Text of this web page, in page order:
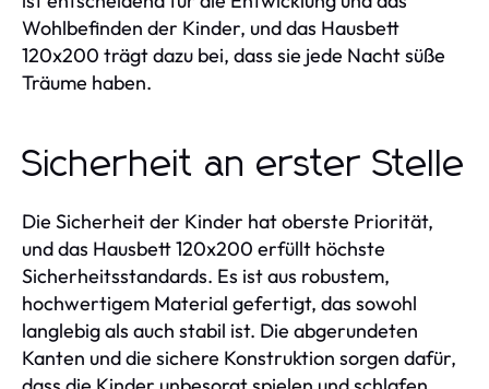
Wohlbefinden der Kinder, und das Hausbett
120x200 trägt dazu bei, dass sie jede Nacht süße
Träume haben.
Sicherheit an erster Stelle
Die Sicherheit der Kinder hat oberste Priorität,
und das Hausbett 120x200 erfüllt höchste
Sicherheitsstandards. Es ist aus robustem,
hochwertigem Material gefertigt, das sowohl
langlebig als auch stabil ist. Die abgerundeten
Kanten und die sichere Konstruktion sorgen dafür,